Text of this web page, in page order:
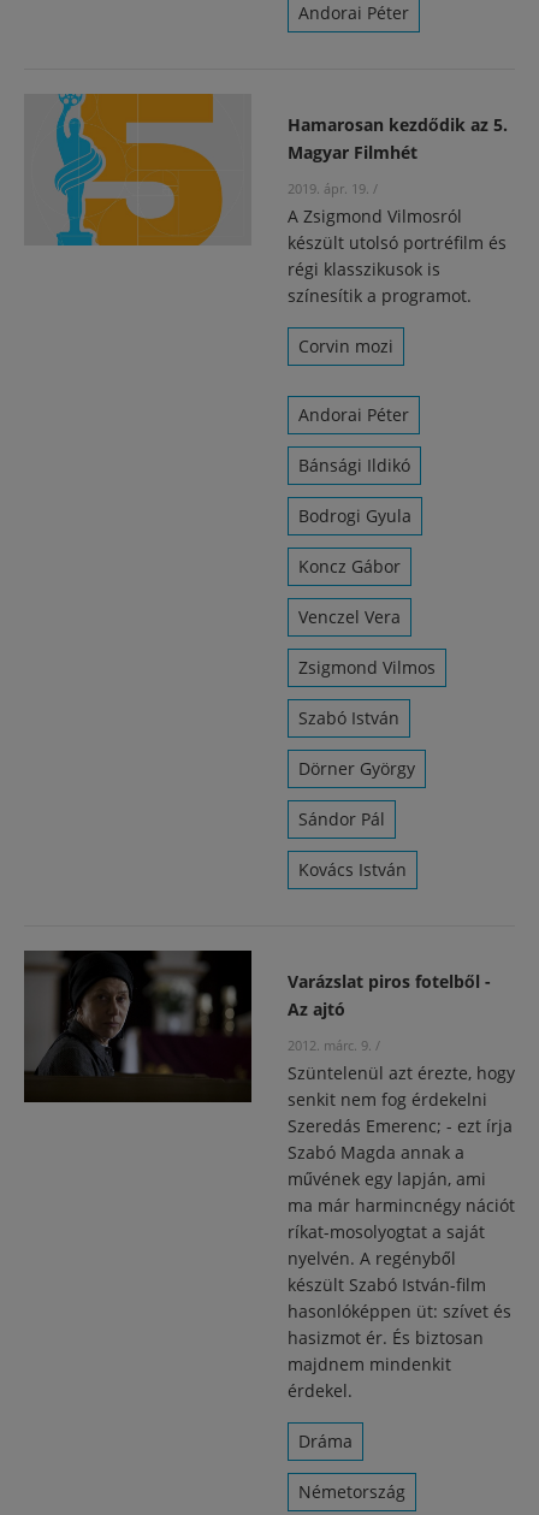
Andorai Péter
Hamarosan kezdődik az 5.
Magyar Filmhét
2019. ápr. 19. /
A Zsigmond Vilmosról
készült utolsó portréfilm és
régi klasszikusok is
színesítik a programot.
Corvin mozi
Andorai Péter
Bánsági Ildikó
Bodrogi Gyula
Koncz Gábor
Venczel Vera
Zsigmond Vilmos
Szabó István
Dörner György
Sándor Pál
Kovács István
Varázslat piros fotelből -
Az ajtó
2012. márc. 9. /
Szüntelenül azt érezte, hogy
senkit nem fog érdekelni
Szeredás Emerenc; - ezt írja
Szabó Magda annak a
művének egy lapján, ami
ma már harmincnégy nációt
ríkat-mosolyogtat a saját
nyelvén. A regényből
készült Szabó István-film
hasonlóképpen üt: szívet és
hasizmot ér. És biztosan
majdnem mindenkit
érdekel.
Dráma
Németország